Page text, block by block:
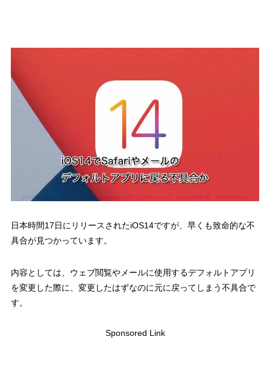
日本時間17日にリリースされたiOS14ですが、早くも致命的な不
具合が見つかっています。
内容としては、ウェブ閲覧やメールに使用するデフォルトアプリ
を変更した際に、変更したはずなのに元に戻ってしまう不具合で
す。
Sponsored Link